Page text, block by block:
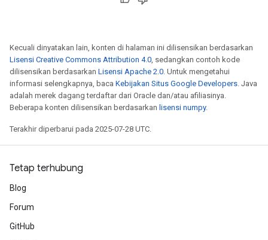
Kecuali dinyatakan lain, konten di halaman ini dilisensikan berdasarkan
Lisensi Creative Commons Attribution 4.0, sedangkan contoh kode
dilisensikan berdasarkan Lisensi Apache 2.0. Untuk mengetahui
informasi selengkapnya, baca Kebijakan Situs Google Developers. Java
adalah merek dagang terdaftar dari Oracle dan/atau afiliasinya.
Beberapa konten dilisensikan berdasarkan lisensi numpy.
Terakhir diperbarui pada 2025-07-28 UTC.
Tetap terhubung
Blog
Forum
GitHub